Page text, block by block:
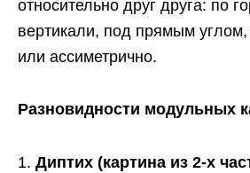
относительно друг друга: по
вертикали, под прямым
или ассиметрично.
Разновидности модульных
Диптих (картина из 2-х